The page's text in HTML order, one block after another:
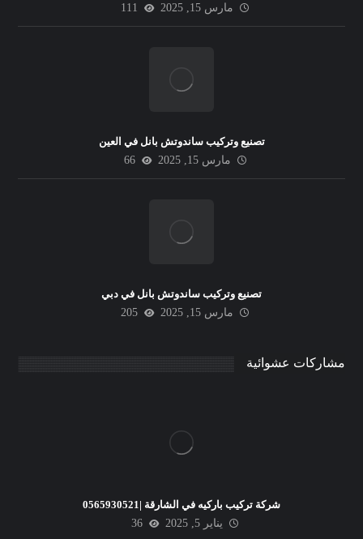
مارس 15, 2025
111
تصنيع وتركيب ساندوتش بانل في العين
مارس 15, 2025
66
تصنيع وتركيب ساندوتش بانل في دبي
مارس 15, 2025
205
مشاركات عشوائية
شركة تركيب باركيه في الشارقة |0565930521
يناير 5, 2025
36